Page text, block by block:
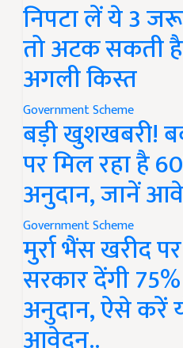
निपटा लें ये 3
तो अटक सकती
अगली किस्त
Government Scheme
बड़ी खुशखबरी!
पर मिल रहा है
अनुदान, जानें
Government Scheme
मुर्रा भैंस खरीद
सरकार देंगी
अनुदान, ऐसे करें